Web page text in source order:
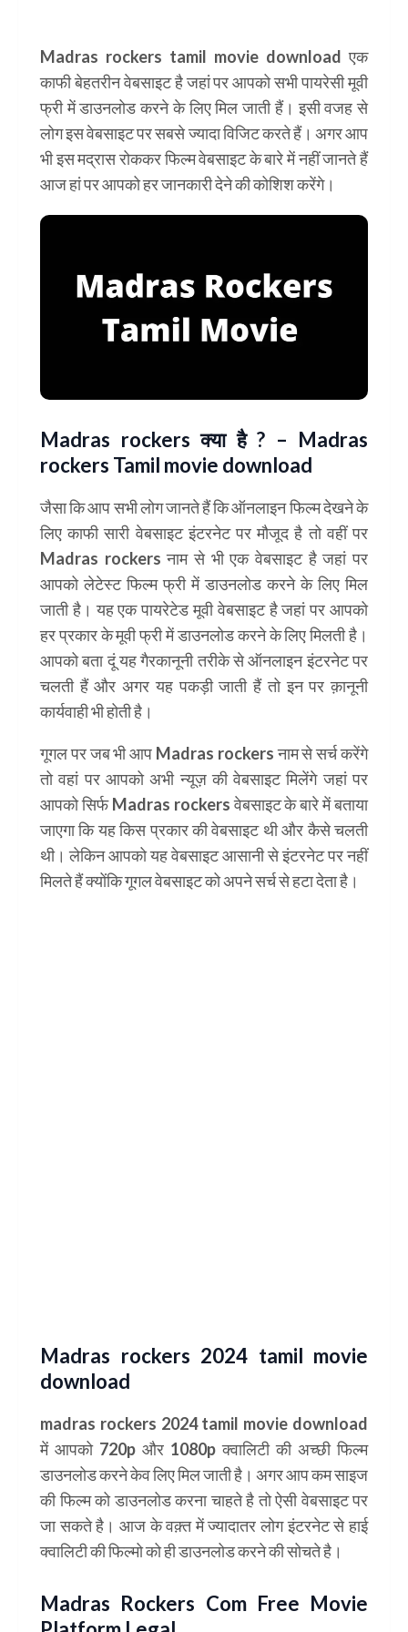
Madras rockers tamil movie download एक
काफी बेहतरीन वेबसाइट है जहां पर आपको सभी पायरेसी मूवी
फ्री में डाउनलोड करने के लिए मिल जाती हैं। इसी वजह से
लोग इस वेबसाइट पर सबसे ज्यादा विजिट करते हैं। अगर आप
भी इस मद्रास रोककर फिल्म वेबसाइट के बारे में नहीं जानते हैं
आज हां पर आपको हर जानकारी देने की कोशिश करेंगे।
Madras rockers क्या है ? – Madras
rockers Tamil movie download
जैसा कि आप सभी लोग जानते हैं कि ऑनलाइन फिल्म देखने के
लिए काफी सारी वेबसाइट इंटरनेट पर मौजूद है तो वहीं पर
Madras rockers नाम से भी एक वेबसाइट है जहां पर
आपको लेटेस्ट फिल्म फ्री में डाउनलोड करने के लिए मिल
जाती है। यह एक पायरेटेड मूवी वेबसाइट है जहां पर आपको
हर प्रकार के मूवी फ्री में डाउनलोड करने के लिए मिलती है।
आपको बता दूं यह गैरकानूनी तरीके से ऑनलाइन इंटरनेट पर
चलती हैं और अगर यह पकड़ी जाती हैं तो इन पर क़ानूनी
कार्यवाही भी होती है।
गूगल पर जब भी आप Madras rockers नाम से सर्च करेंगे
तो वहां पर आपको अभी न्यूज़ की वेबसाइट मिलेंगे जहां पर
आपको सिर्फ Madras rockers वेबसाइट के बारे में बताया
जाएगा कि यह किस प्रकार की वेबसाइट थी और कैसे चलती
थी। लेकिन आपको यह वेबसाइट आसानी से इंटरनेट पर नहीं
मिलते हैं क्योंकि गूगल वेबसाइट को अपने सर्च से हटा देता है।
Madras rockers 2024 tamil movie
download
madras rockers 2024 tamil movie download
में आपको 720p और 1080p क्वालिटी की अच्छी फिल्म
डाउनलोड करने केव लिए मिल जाती है। अगर आप कम साइज
की फिल्म को डाउनलोड करना चाहते है तो ऐसी वेबसाइट पर
जा सकते है। आज के वक़्त में ज्यादातर लोग इंटरनेट से हाई
क्वालिटी की फिल्मो को ही डाउनलोड करने की सोचते है।
Madras Rockers Com Free Movie